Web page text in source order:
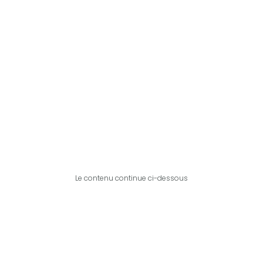
Le contenu continue ci-dessous